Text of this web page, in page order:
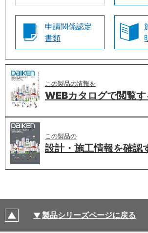
申請関係認定
書類
この製品の情報を
WEBカタログで閲覧す
この製品の
設計・施工情報を確認
製品シリーズページに戻る